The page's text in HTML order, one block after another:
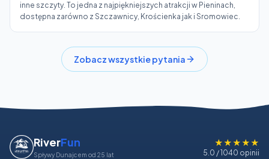
inne szczyty. To jedna z najpiękniejszych atrakcji w Pieninach,
dostępna zarówno z Szczawnicy, Krościenka jak i Sromowiec.
Zobacz wszystkie pytania
RiverFun
Spływy Dunajcem od 25 lat
★★★★★
5.0 / 1040 opinii